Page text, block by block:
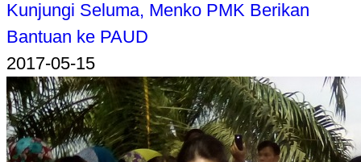
Kunjungi Seluma, Menko PMK Berikan
Bantuan ke PAUD
2017-05-15